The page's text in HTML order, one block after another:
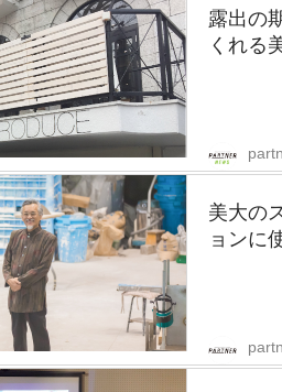
露出の
くれる
美大の
ョンに